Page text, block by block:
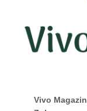
Vivo Magazin